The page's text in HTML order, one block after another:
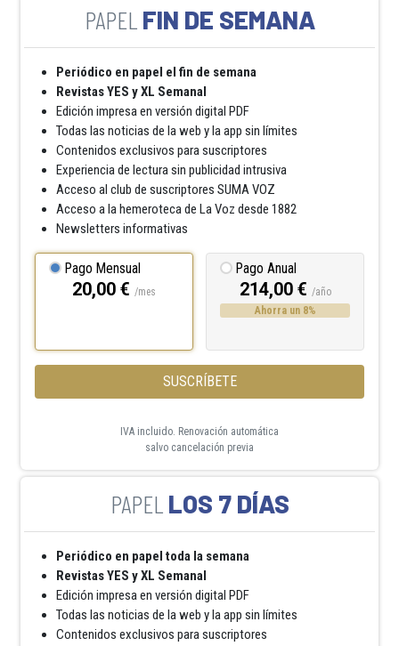
FIN DE SEMANA
Periódico en papel el fin de semana
Revistas YES y XL Semanal
Edición impresa en versión digital PDF
Todas las noticias de la web y la app sin límites
Contenidos exclusivos para suscriptores
Experiencia de lectura sin publicidad intrusiva
Acceso al club de suscriptores SUMA VOZ
Acceso a la hemeroteca de La Voz desde 1882
Newsletters informativas
Pago Mensual
20,00 € /mes
Pago Anual
214,00 € /año
Ahorra un 8%
SUSCRÍBETE
IVA incluido. Renovación automática
salvo cancelación previa
LOS 7 DÍAS
Periódico en papel toda la semana
Revistas YES y XL Semanal
Edición impresa en versión digital PDF
Todas las noticias de la web y la app sin límites
Contenidos exclusivos para suscriptores